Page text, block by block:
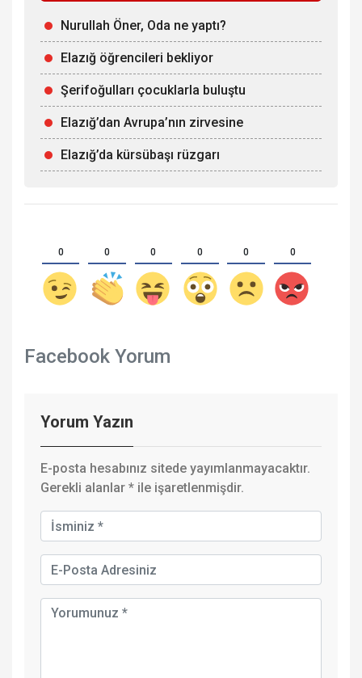
Nurullah Öner, Oda ne yaptı?
Elazığ öğrencileri bekliyor
Şerifoğulları çocuklarla buluştu
Elazığ’dan Avrupa’nın zirvesine
Elazığ’da kürsübaşı rüzgarı
0 0 0 0 0 0
Facebook Yorum
Yorum Yazın
E-posta hesabınız sitede yayımlanmayacaktır.
Gerekli alanlar * ile işaretlenmişdir.